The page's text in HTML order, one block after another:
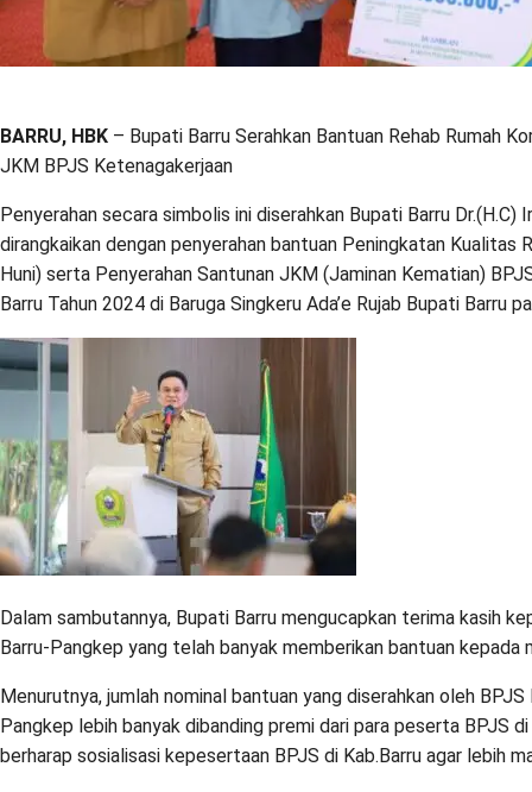
BARRU, HBK – Bupati Barru Serahkan Bantuan Rehab Rumah
JKM BPJS Ketenagakerjaan
Penyerahan secara simbolis ini diserahkan Bupati Barru Dr.(H.C)
dirangkaikan dengan penyerahan bantuan Peningkatan Kualitas
Huni) serta Penyerahan Santunan JKM (Jaminan Kematian)
Barru Tahun 2024 di Baruga Singkeru Ada’e Rujab Bupati Barru
Dalam sambutannya, Bupati Barru mengucapkan terima kasih
Barru-Pangkep yang telah banyak memberikan bantuan kepada
Menurutnya, jumlah nominal bantuan yang diserahkan oleh
Pangkep lebih banyak dibanding premi dari para peserta BPJS di
berharap sosialisasi kepesertaan BPJS di Kab.Barru agar lebih